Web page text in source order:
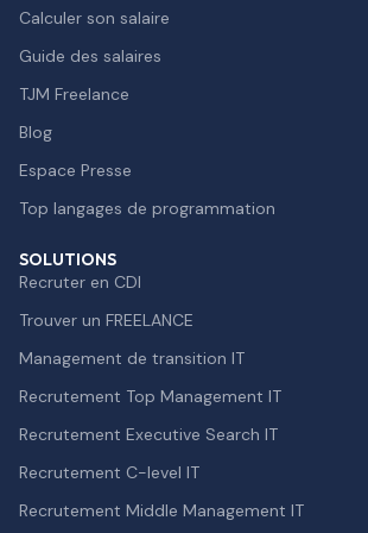
Calculer son salaire
Guide des salaires
TJM Freelance
Blog
Espace Presse
Top langages de programmation
SOLUTIONS
Recruter en CDI
Trouver un FREELANCE
Management de transition IT
Recrutement Top Management IT
Recrutement Executive Search IT
Recrutement C-level IT
Recrutement Middle Management IT